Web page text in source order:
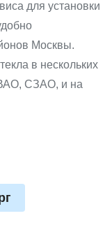
для установки
Москвы.
в нескольких
СЗАО, и на